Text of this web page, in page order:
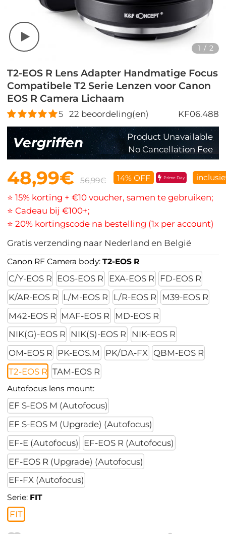
1 / 2
T2-EOS R Lens Adapter Handmatige Focus
Compatibele T2 Serie Lenzen voor Canon
EOS R Camera Lichaam
5 22 beoordeling(en) KF06.488
Vergriffen
Product Unavailable
No Cancellation Fee
48,99€ 56,99€ 14% OFF Prime Day
⭐ 15% korting + €10 voucher, samen te gebruiken;
⭐ Cadeau bij €100+;
⭐ 20% kortingscode na bestelling (1x per account)
Gratis verzending naar Nederland en België
Canon RF Camera body:T2-EOS R
C/Y-EOS R EOS-EOS R EXA-EOS R
FD-EOS R
K/AR-EOS R
L/M-EOS R L/R-EOS R
M39-EOS R
M42-EOS R
MAF-EOS R
MD-EOS R
NIK(G)-EOS R
NIK(S)-EOS R
NIK-EOS R
OM-EOS R
PK-EOS.M PK/DA-FX QBM-EOS R
T2-EOS R TAM-EOS R
Autofocus lens mount:
EF S-EOS M (Autofocus)
EF S-EOS M (Upgrade) (Autofocus)
EF-E (Autofocus)
EF-EOS R (Autofocus)
EF-EOS R (Upgrade) (Autofocus)
EF-FX (Autofocus)
Serie: FIT
FIT